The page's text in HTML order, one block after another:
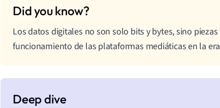
Los datos digitales no son solo bits y bytes, sino
funcionamiento de las plataformas mediáticas en la